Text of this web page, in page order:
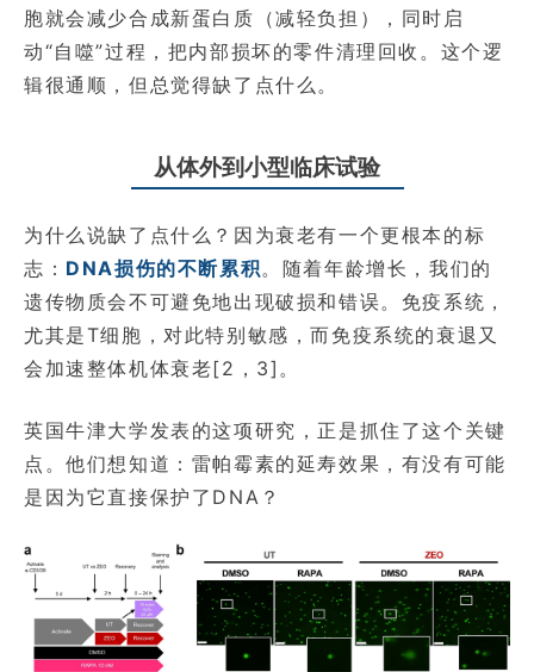
胞就会减少合成新蛋白质（减轻负担），同时启
动“自噬”过程，把内部损坏的零件清理回收。这个逻
辑很通顺，但总觉得缺了点什么。
从体外到小型临床试验
为什么说缺了点什么？因为衰老有一个更根本的标
志： DNA损伤的不断累积。随着年龄增长，我们的
遗传物质会不可避免地出现破损和错误。免疫系统，
尤其是T细胞，对此特别敏感，而免疫系统的衰退又
会加速整体机体衰老[2，3]。
英国牛津大学发表的这项研究，正是抓住了这个关键
点。他们想知道：雷帕霉素的延寿效果，有没有可能
是因为它直接保护了DNA？